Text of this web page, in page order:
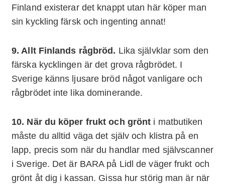
Finland existerar det knappt utan här köper man
sin kyckling färsk och ingenting annat!
9. Allt Finlands rågbröd. Lika självklar som den
färska kycklingen är det grova rågbrödet. I
Sverige känns ljusare bröd något vanligare och
rågbrödet inte lika dominerande.
10. När du köper frukt och grönt i matbutiken
måste du alltid väga det själv och klistra på en
lapp, precis som när du handlar med självscanner
i Sverige. Det är BARA på Lidl de väger frukt och
grönt åt dig i kassan. Gissa hur störig man är när